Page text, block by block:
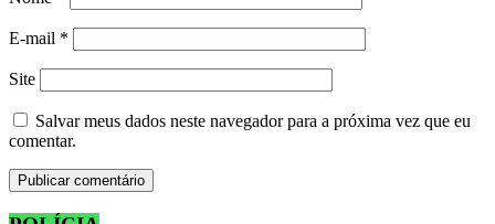
E-mail *
Site
Salvar meus dados neste navegador para a próxima vez que eu
comentar.